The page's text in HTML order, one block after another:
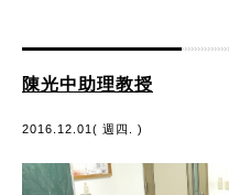
陳光中助理教授
2016.12.01( 週四. )